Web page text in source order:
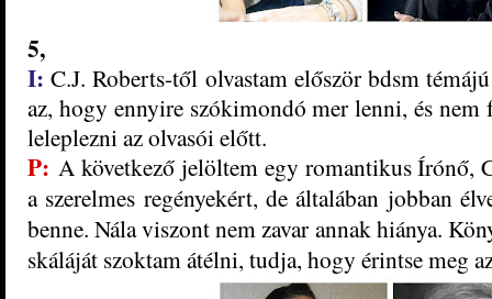
5,
I:C.J. Roberts-től olvastam először bdsm
az, hogy ennyire szókimondó mer lenni, és nem
leleplezni az olvasói előtt.
P: A következő jelöltem egy romantikus Írónő,
a szerelmes regényekért, de általában jobban
benne. Nála viszont nem zavar annak hiánya.
skáláját szoktam átélni, tudja, hogy érintse meg